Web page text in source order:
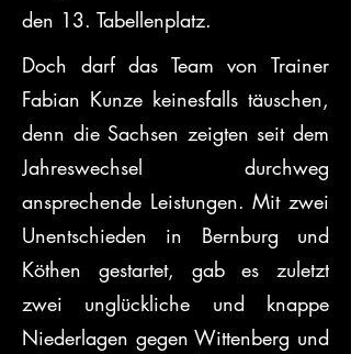
den 13. Tabellenplatz.
Doch darf das Team von Trainer
Fabian Kunze keinesfalls täuschen,
denn die Sachsen zeigten seit dem
Jahreswechsel durchweg
ansprechende Leistungen. Mit zwei
Unentschieden in Bernburg und
Köthen gestartet, gab es zuletzt
zwei unglückliche und knappe
Niederlagen gegen Wittenberg und